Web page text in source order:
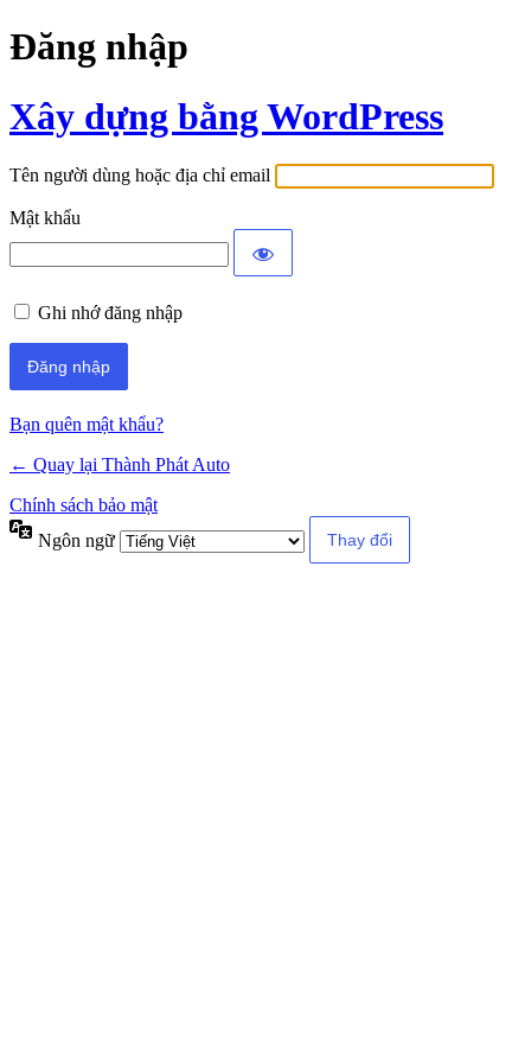
Đăng nhập
Xây dựng bằng WordPress
Tên người dùng hoặc địa chỉ email
Mật khẩu
Ghi nhớ đăng nhập
Bạn quên mật khẩu?
← Quay lại Thành Phát Auto
Chính sách bảo mật
Ngôn ngữ